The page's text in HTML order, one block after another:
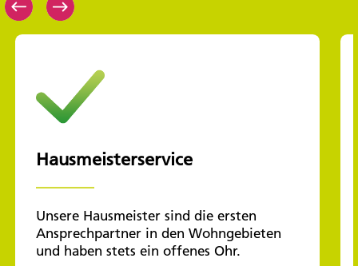
Hausmeisterservice
Unsere Hausmeister sind die ersten
Ansprechpartner in den Wohngebieten
und haben stets ein offenes Ohr.